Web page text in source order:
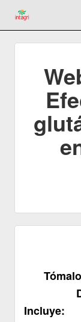
Incluye: